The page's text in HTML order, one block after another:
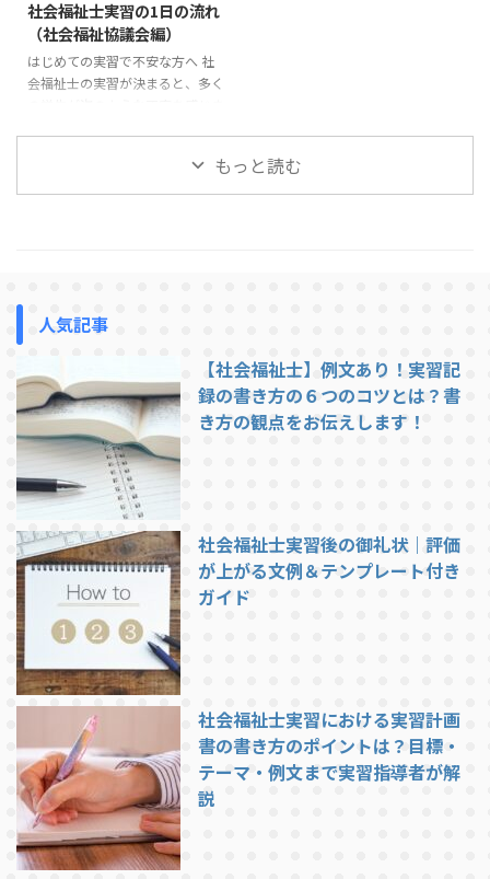
ら指導しています。 この記事で
は、社会福祉士実習で指導を受け
やすい学生の特徴と、実習前に意
識しておきたいポイントを紹介し
社会福祉士実習の1日の流れ
（社会福祉協議会編）
はじめての実習で不安な方へ 社
会福祉士の実習が決まると、多く
の実習は忙しいのだろうか」「実
習生はどこまで関わることができ
から実習に行く方がイメージをつ
会福祉協議会での実習は、基本的
には職員と同じ時間帯で行われま
す。ここでは一例として、典型的
...
もっと読む
人気記事
【社会福祉士】例文あり！実習記
録の書き方の６つのコツとは？書
き方の観点をお伝えします！
社会福祉士実習後の御礼状｜評価
が上がる文例＆テンプレート付き
ガイド
社会福祉士実習における実習計画
書の書き方のポイントは？目標・
テーマ・例文まで実習指導者が解
説